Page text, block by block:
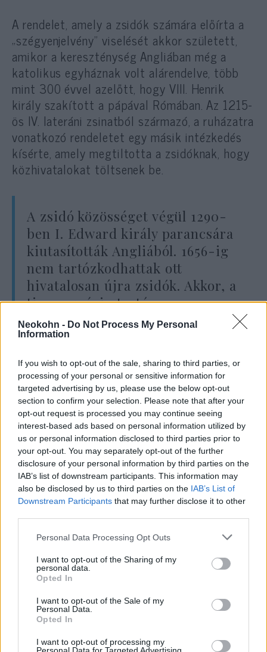
Neokohn - Do Not Process My Personal
Information
If you wish to opt-out of the sale, sharing to third parties, or
processing of your personal or sensitive information for
targeted advertising by us, please use the below opt-out
section to confirm your selection. Please note that after your
opt-out request is processed you may continue seeing
interest-based ads based on personal information utilized by
us or personal information disclosed to third parties prior to
your opt-out. You may separately opt-out of the further
disclosure of your personal information by third parties on the
IAB’s list of downstream participants. This information may
also be disclosed by us to third parties on the IAB’s List of
Downstream Participants that may further disclose it to other
Please note that this website/app uses one or more Google
not limited to your visit or usage behaviour. You may click to
grant or deny consent to Google and its third-party tags to
use your data for below specified purposes in below Google
consent section.
Personal Data Processing Opt Outs
I want to opt-out of the Sharing of my
personal data.
Opted In
I want to opt-out of the Sale of my
Personal Data.
Opted In
I want to opt-out of processing my
A rendelet, amely a zsidók számára előírta a
„szégyenjelvény” viselését akkor született,
amikor a kereszténység Angliában még a
katolikus egyháznak volt alárendelve, több
mint 300 évvel azelőtt, hogy VIII. Henrik
király szakított a pápával Rómában. Az 1215-
ös IV. lateráni zsinatból származó, a ruházatra
vonatkozó rendeletet egy másik intézkedés
kísérte, amely megtiltotta a zsidóknak, hogy
közhivatalokat töltsenek be.
A zsidó közösséget végül 1290-
ben I. Edward király parancsára
kiutasították Angliából. 1656-ig
nem tartózkodhattak ott
hivatalosan újra zsidók. Akkor, a
tizenegy évig tartó
„commonwealth” idején, amikor
Angliát Oliver Cromwell
számukra a visszatérést.
Az anglikán egyház tervét, hogy megbánja az
1222-es zsidóellenes intézkedéseket, még
sürgetőbbé tette az Egyesült Királyságban
egyre erősödő antiszemita légkör.
Jacob Vince – az egyház zsinatának világi
tagja – írásbeli kérdést nyújtott be a zsinat
vezetőségéhez, amely a héten ülésezik, és azt
kérdezte, hogy a jövőre esedékes 800.
évforduló „nem volna-e alkalmas pillanat az
anglikán egyház számára, hogy megfontolja a
történelmi előítéletekkel való szakítást”,
tekintettel „az Egyesült Királyságban az